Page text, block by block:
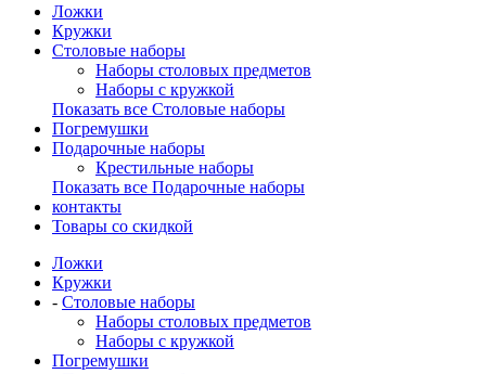
Ложки
Кружки
Столовые наборы
Наборы столовых предметов
Наборы с кружкой
Показать все Столовые наборы
Погремушки
Подарочные наборы
Крестильные наборы
Показать все Подарочные наборы
контакты
Товары со скидкой
Ложки
Кружки
- Столовые наборы
Наборы столовых предметов
Наборы с кружкой
Погремушки